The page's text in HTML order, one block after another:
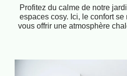
Profitez du calme de notre
espaces cosy. Ici, le confort
vous offrir une atmosphère